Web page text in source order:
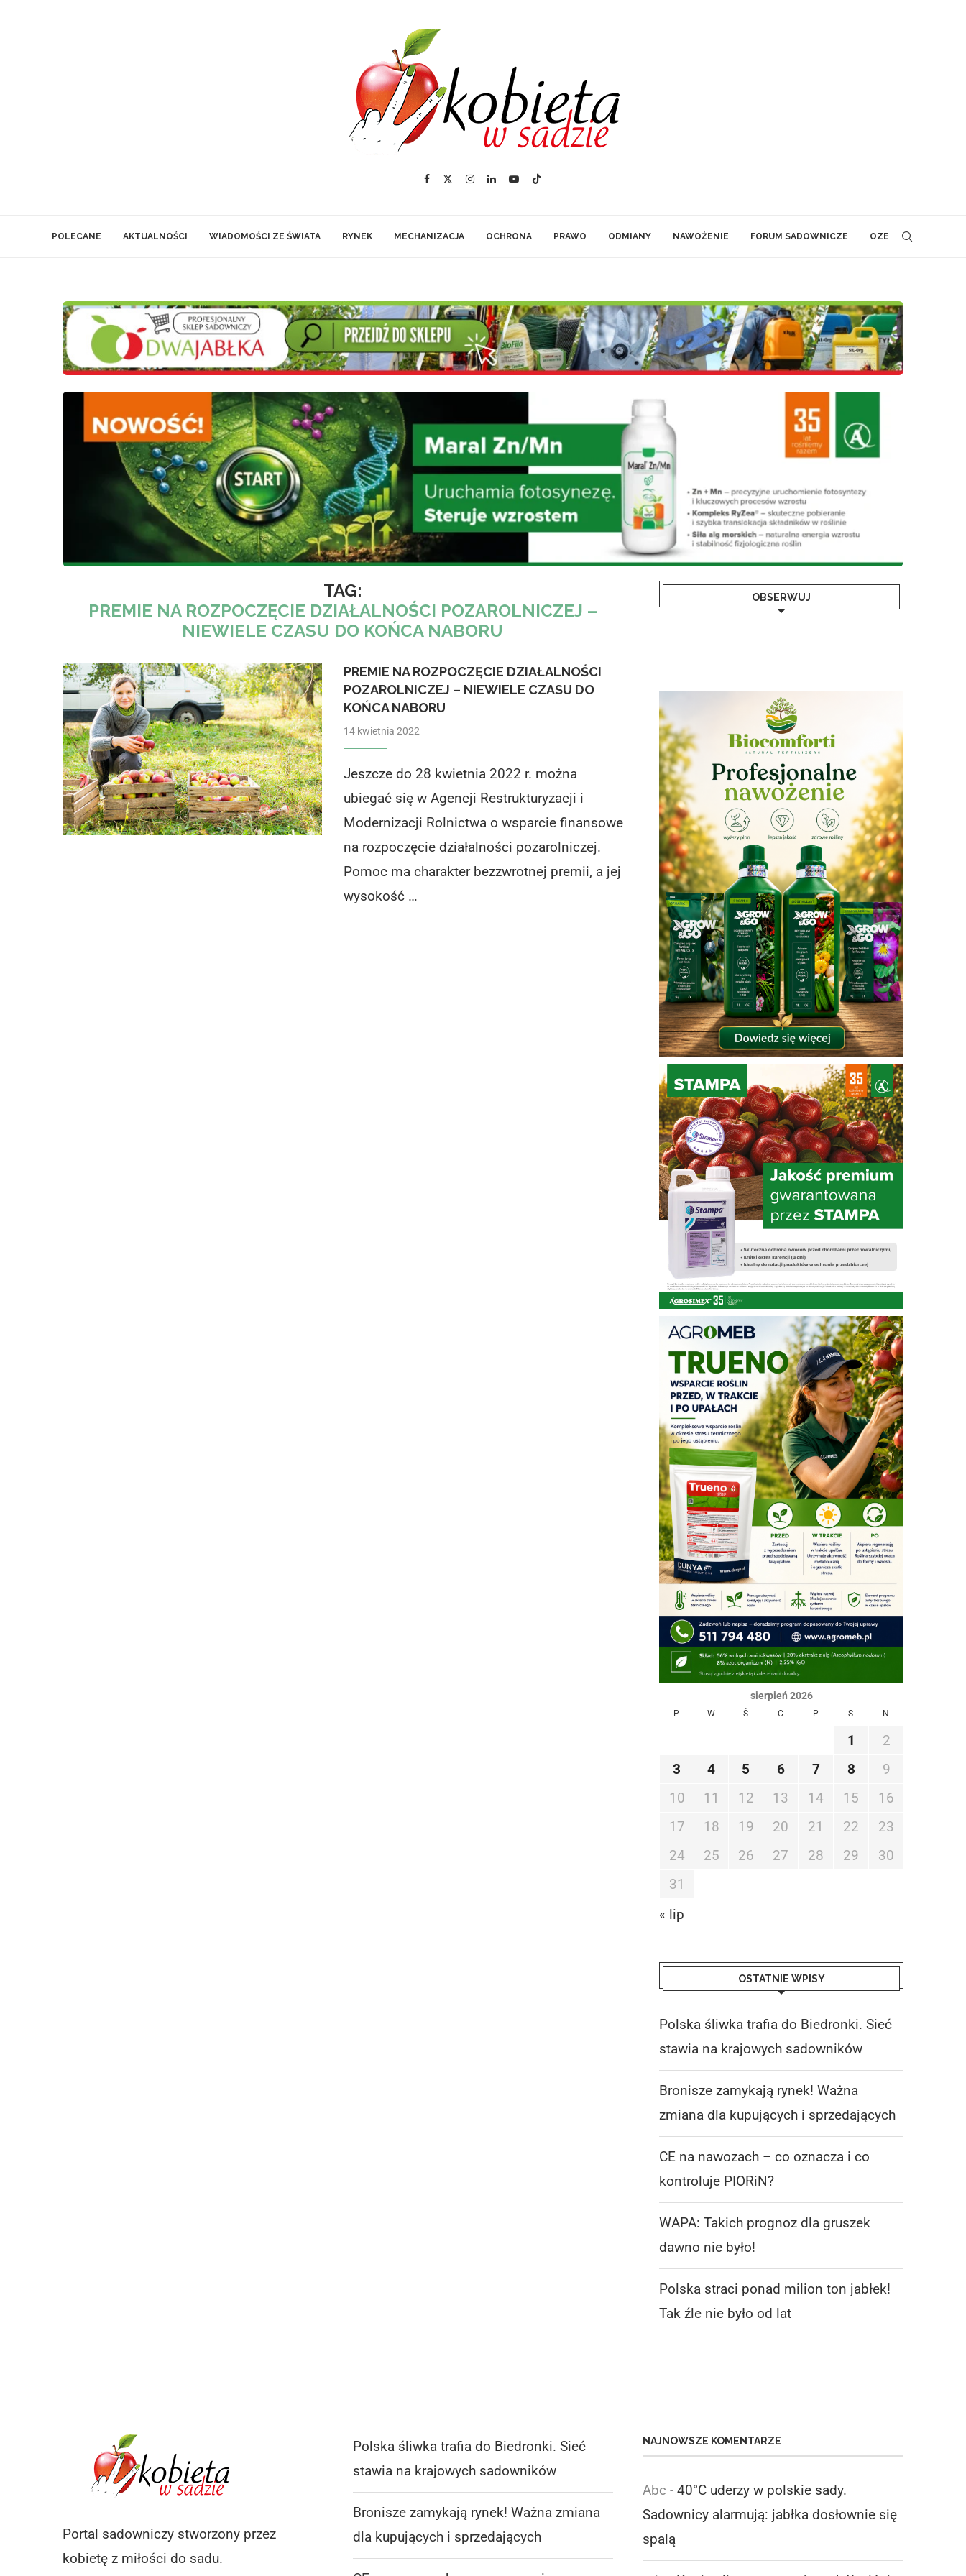
POLECANE AKTUALNOŚCI WIADOMOŚCI ZE ŚWIATA RYNEK MECHANIZACJA OCHRONA PRAWO ODMIANY NAWOŻENIE FORUM SADOWNICZE OZE
TAG:
PREMIE NA ROZPOCZĘCIE DZIAŁALNOŚCI POZAROLNICZEJ –
NIEWIELE CZASU DO KOŃCA NABORU
PREMIE NA ROZPOCZĘCIE DZIAŁALNOŚCI
POZAROLNICZEJ – NIEWIELE CZASU DO
KOŃCA NABORU
14 kwietnia 2022
Jeszcze do 28 kwietnia 2022 r. można
ubiegać się w Agencji Restrukturyzacji i
Modernizacji Rolnictwa o wsparcie finansowe
na rozpoczęcie działalności pozarolniczej.
Pomoc ma charakter bezzwrotnej premii, a jej
wysokość …
OBSERWUJ
sierpień 2026
P W Ś C P S N
1
2
3
4 5 6 7 8
9
10
11 12 13 14 15
16
17
18 19 20 21 22
23
24
25 26 27 28 29
30
31
« lip
OSTATNIE WPISY
Polska śliwka trafia do Biedronki. Sieć
stawia na krajowych sadowników
Bronisze zamykają rynek! Ważna
zmiana dla kupujących i sprzedających
CE na nawozach – co oznacza i co
kontroluje PIORiN?
WAPA: Takich prognoz dla gruszek
dawno nie było!
Polska straci ponad milion ton jabłek!
Tak źle nie było od lat
Portal sadowniczy stworzony przez
kobietę z miłości do sadu.
Polska śliwka trafia do Biedronki. Sieć
stawia na krajowych sadowników
Bronisze zamykają rynek! Ważna zmiana
dla kupujących i sprzedających
NAJNOWSZE KOMENTARZE
Abc -40°C uderzy w polskie sady.
Sadownicy alarmują: jabłka dosłownie się
spalą